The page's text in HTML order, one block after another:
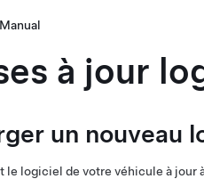
à jour
un nouveau
le logiciel de votre véhicule à